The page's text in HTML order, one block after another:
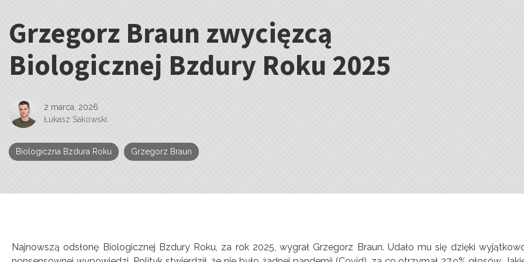
Kategorie:
Grzegorz Braun zwycięzcą
Biologicznej Bzdury Roku 2025
2 marca, 2026
Łukasz Sakowski
Biologiczna Bzdura Roku Grzegorz Braun
Najnowszą odsłonę Biologicznej Bzdury Roku, za rok 2025, wygrał Grzegorz Braun. Udało mu się dzięki